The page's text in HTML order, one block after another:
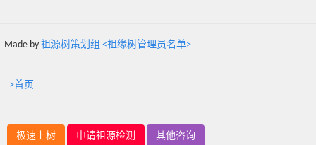
Made by 祖源树策划组 <祖缘树管理员名单>
>首页
极速上树 申请祖源检测 其他咨询